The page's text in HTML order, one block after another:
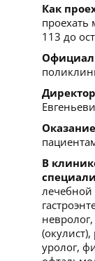
Как
113 до
В
лечебной
уролог,